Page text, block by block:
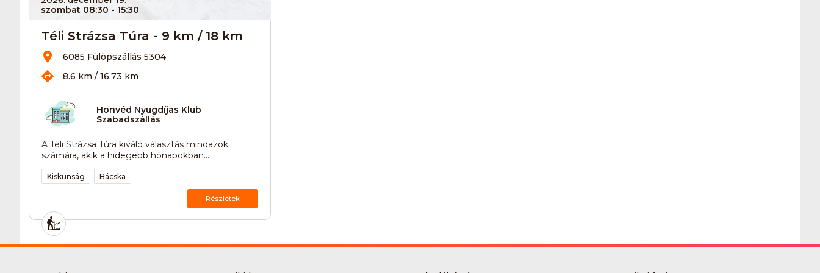
szombat 08:30 - 15:30
Téli Strázsa Túra - 9 km / 18 km
6085 Fülöpszállás 5304
8.6 km / 16.73 km
Honvéd Nyugdíjas Klub
Szabadszállás
A Téli Strázsa Túra kiváló választás mindazok
számára, akik a hidegebb hónapokban...
Kiskunság Bácska
Részletek